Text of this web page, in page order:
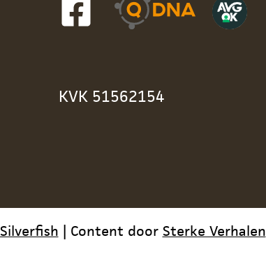
KVK 51562154
Silverfish | Content door Sterke Verhalen